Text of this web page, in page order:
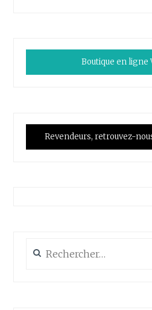
Boutique en ligne
Revendeurs, retrouvez-